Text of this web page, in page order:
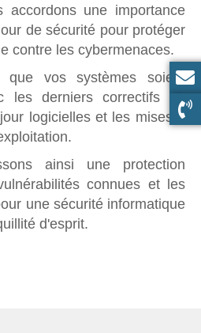
accordons une importance
de sécurité pour protéger
contre les cybermenaces.
vos systèmes soient
les derniers correctifs de
logicielles et les mises à
ainsi une protection
connues et les
une sécurité informatique
d'esprit.